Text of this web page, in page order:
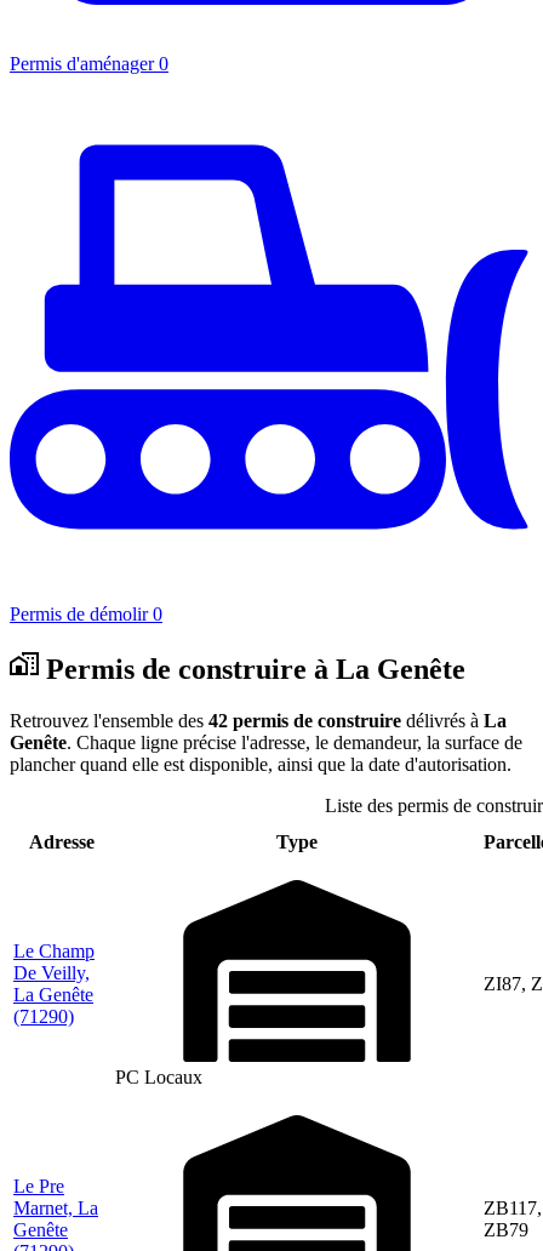
Permis d'aménager 0
Permis de démolir 0
Permis de construire à La Genête
Retrouvez l'ensemble des 42 permis de construire délivrés à La
Genête. Chaque ligne précise l'adresse, le demandeur, la surface de
plancher quand elle est disponible, ainsi que la date d'autorisation.
Liste des permis de
Adresse
Type
Le Champ
De Veilly,
La Genête
(71290)
PC Locaux
ZI87,
Le Pre
Marnet, La
Genête
ZB117,
ZB79